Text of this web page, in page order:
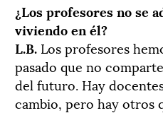
¿Los profesores no se
viviendo en él?
L.B. Los profesores
pasado que no
del futuro. Hay
cambio, pero hay otros